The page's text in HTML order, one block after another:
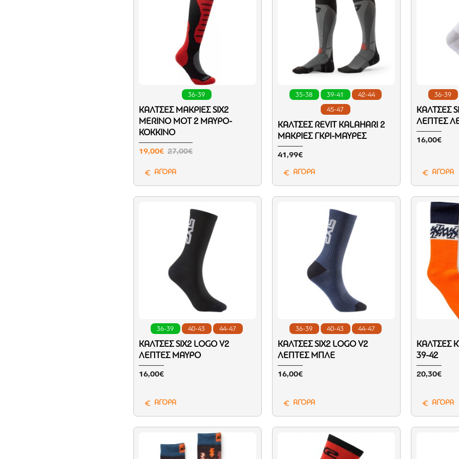
36-39
ΚΆΛΤΣΕΣ ΜΑΚΡΙΈΣ SIX2
MERINO MOT 2 ΜΑΎΡO-
ΚΌΚΚΙΝO
19,00€ 27,00€
ΑΓΟΡΑ
35-38 39-41 42-44
45-47
ΚΆΛΤΣΕΣ REVIT KALAHARI 2
ΜΑΚΡΙΈΣ ΓΚΡΙ-ΜΑΎΡΕΣ
41,99€
ΑΓΟΡΑ
36-39
ΚΆΛΤΣΕΣ
ΛΕΠΤΈΣ
16,00€
ΑΓΟΡΑ
36-39 40-43 44-47
ΚΆΛΤΣΕΣ SIX2 LOGO V2
ΛΕΠΤΈΣ ΜΑΎΡΟ
16,00€
ΑΓΟΡΑ
36-39 40-43 44-47
ΚΆΛΤΣΕΣ SIX2 LOGO V2
ΛΕΠΤΈΣ ΜΠΛΕ
16,00€
ΑΓΟΡΑ
ΚΆΛΤΣΕΣ
39-42
20,30€
ΑΓΟΡΑ